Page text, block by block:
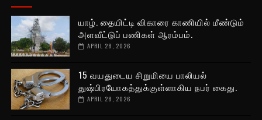
யாழ். தையிட்டி விகாரை காணியில் மீண்டும்
அளவீட்டுப் பணிகள் ஆரம்பம்.
APRIL 28, 2026
15 வயதுடைய சிறுமியை பாலியல்
துஷ்பிரயோகத்துக்குள்ளாகிய நபர் கைது.
APRIL 28, 2026